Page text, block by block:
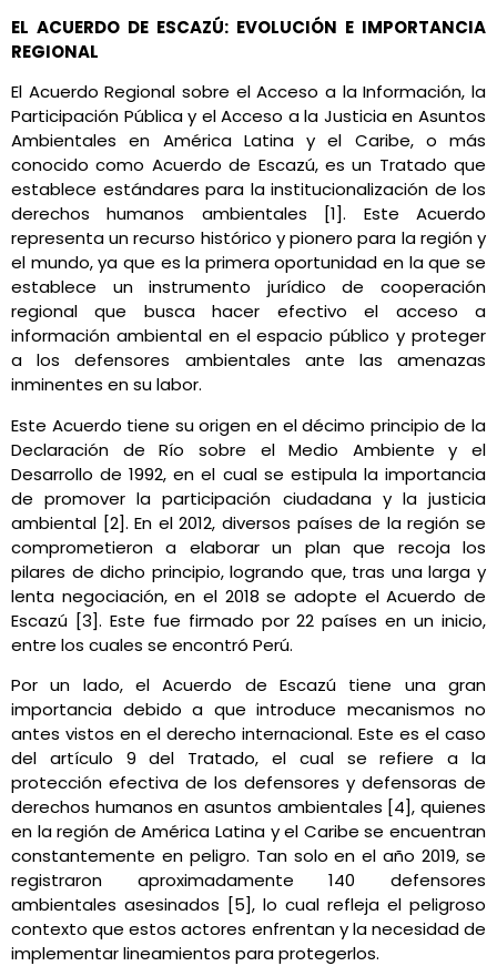
EL ACUERDO DE ESCAZÚ: EVOLUCIÓN E IMPORTANCIA
REGIONAL
El Acuerdo Regional sobre el Acceso a la Información, la
Participación Pública y el Acceso a la Justicia en Asuntos
Ambientales en América Latina y el Caribe, o más
conocido como Acuerdo de Escazú, es un Tratado que
establece estándares para la institucionalización de los
derechos humanos ambientales [1]. Este Acuerdo
representa un recurso histórico y pionero para la región y
el mundo, ya que es la primera oportunidad en la que se
establece un instrumento jurídico de cooperación
regional que busca hacer efectivo el acceso a
información ambiental en el espacio público y proteger
a los defensores ambientales ante las amenazas
inminentes en su labor.
Este Acuerdo tiene su origen en el décimo principio de la
Declaración de Río sobre el Medio Ambiente y el
Desarrollo de 1992, en el cual se estipula la importancia
de promover la participación ciudadana y la justicia
ambiental [2]. En el 2012, diversos países de la región se
comprometieron a elaborar un plan que recoja los
pilares de dicho principio, logrando que, tras una larga y
lenta negociación, en el 2018 se adopte el Acuerdo de
Escazú [3]. Este fue firmado por 22 países en un inicio,
entre los cuales se encontró Perú.
Por un lado, el Acuerdo de Escazú tiene una gran
importancia debido a que introduce mecanismos no
antes vistos en el derecho internacional. Este es el caso
del artículo 9 del Tratado, el cual se refiere a la
protección efectiva de los defensores y defensoras de
derechos humanos en asuntos ambientales [4], quienes
en la región de América Latina y el Caribe se encuentran
constantemente en peligro. Tan solo en el año 2019, se
registraron aproximadamente 140 defensores
ambientales asesinados [5], lo cual refleja el peligroso
contexto que estos actores enfrentan y la necesidad de
implementar lineamientos para protegerlos.